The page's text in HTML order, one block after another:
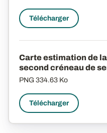
Télécharger
Carte estimation de
second créneau de
PNG 334.63 Ko
Télécharger